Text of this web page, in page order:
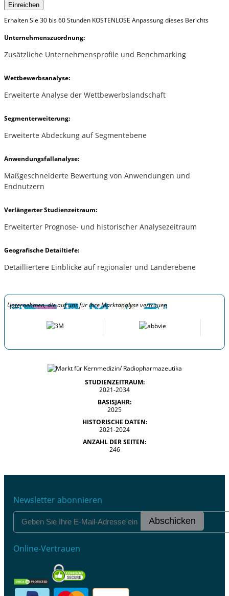
Einreichen
Erhalten Sie 30 bis 60 Stunden KOSTENLOSE Anpassung dieses Berichts
Unternehmenszuordnung:
Zusätzliche Unternehmensprofile und Benchmarking
Wettbewerbsanalyse:
Erweiterte Analyse der Wettbewerbslandschaft
Segmenterweiterung:
Erweiterte Abdeckung auf Segmentebene
Anwendungsfallanalyse:
Maßgeschneiderte Bewertung von Anwendungen und
Endnutzern
Verlängerter Studienzeitraum:
Erweiterter Prognose- und historischer Analysezeitraum
Geografische Detailtiefe:
Detailliertere Einblicke auf regionaler und Länderebene
Unternehmen, die auf uns für ihre Marktanalyse vertrauen
STUDIENZEITRAUM:
2021-2034
BASISJAHR:
2025
HISTORISCHE DATEN:
2021-2024
ANZAHL DER SEITEN:
246
Newsletter abonnieren
Abschicken
Online-Vertrauen